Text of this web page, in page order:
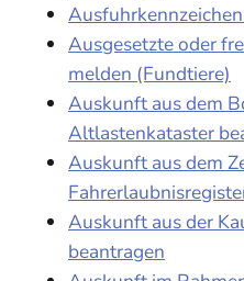
Ausgesetzte oder
melden (Fundtiere)
Auskunft aus dem
Altlastenkataster
Auskunft aus dem
Auskunft aus der
beantragen